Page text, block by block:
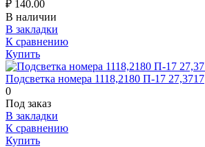
₽ 140.00
В наличии
В закладки
К сравнению
Купить
Подсветка номера 1118,2180 П-17 27,3717
0
Под заказ
В закладки
К сравнению
Купить